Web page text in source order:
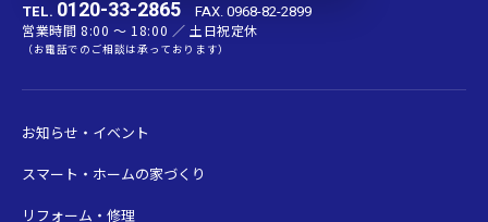
TEL. 0120-33-2865 FAX. 0968-82-2899
営業時間 8:00 〜 18:00 ／ 土日祝定休
（お電話でのご相談は承っております）
お知らせ・イベント
スマート・ホームの家づくり
リフォーム・修理